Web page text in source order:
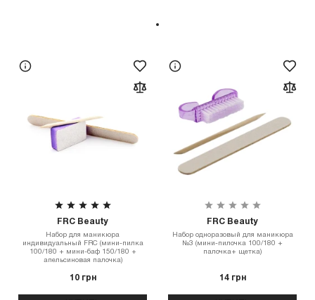
FRC Beauty
Набор для маникюра
индивидуальный FRC (мини-пилка
100/180 + мини-баф 150/180 +
апельсиновая палочка)
10 грн
FRC Beauty
Набор одноразовый для маникюра
№3 (мини-пилочка 100/180 +
палочка+ щетка)
14 грн